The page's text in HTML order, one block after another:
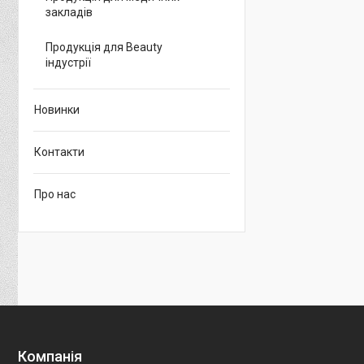
закладів
Продукція для Beauty
індустрії
Новинки
Контакти
Про нас
Компанія